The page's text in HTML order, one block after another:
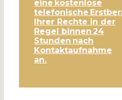
eine kostenlose
telefonische
Ihrer Rechte in der
Regel binnen 24
Stunden nach
Kontaktaufnahme
an.